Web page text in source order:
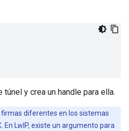
y crea un handle para ella.
diferentes en los sistemas
En LwIP, existe un argumento para